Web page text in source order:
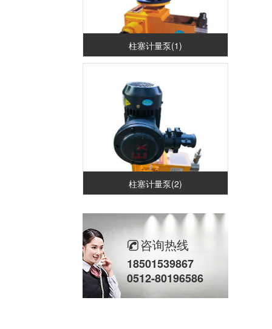
柱塞计量泵(1)
柱塞计量泵(2)
咨询热线
18501539867
0512-80196586